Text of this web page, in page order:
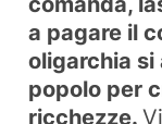
a pagare il
oligarchia
popolo per
ricchezze.